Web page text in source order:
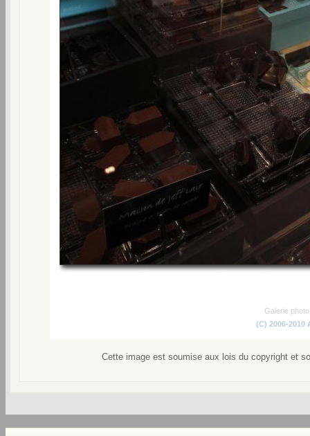
Galerie
(C) 2006-2010
Cette image est soumise aux lois du copyright et